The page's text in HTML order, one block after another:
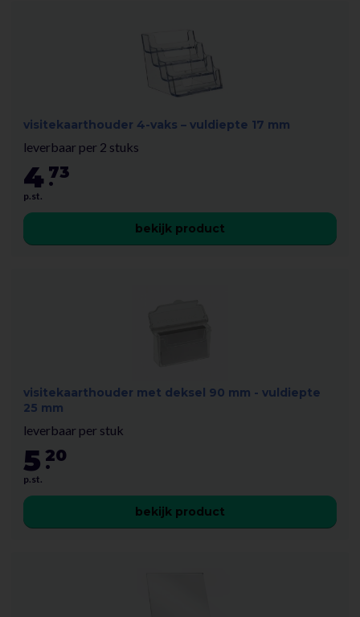
visitekaarthouder 4-vaks – vuldiepte 17 mm
leverbaar per 2 stuks
4 .
73
p.st.
bekijk product
visitekaarthouder met deksel 90 mm - vuldiepte
25 mm
leverbaar per stuk
5 .
20
p.st.
bekijk product